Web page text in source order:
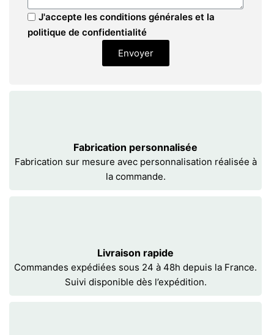
J'accepte les conditions générales et la
politique de confidentialité
Envoyer
Fabrication personnalisée
Fabrication sur mesure avec personnalisation réalisée à
la commande.
Livraison rapide
Commandes expédiées sous 24 à 48h depuis la France.
Suivi disponible dès l’expédition.